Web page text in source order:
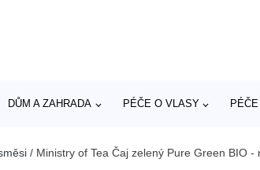
DŮM A ZAHRADA PÉČE O VLASY
/ Ministry of Tea Čaj zelený Pure Green BIO -